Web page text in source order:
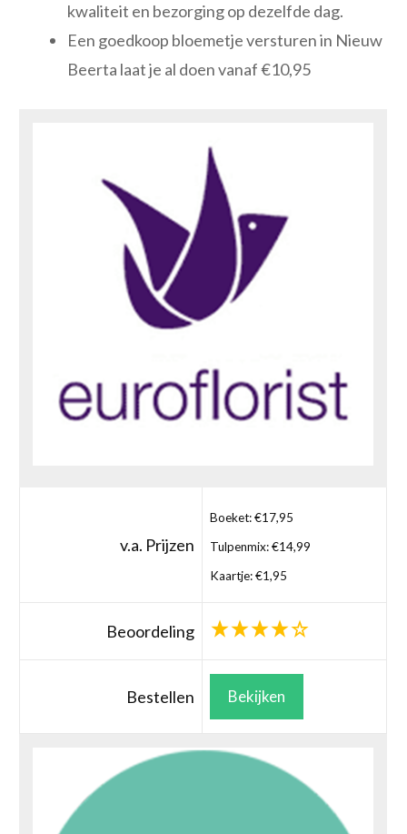
kwaliteit en bezorging op dezelfde dag.
Een goedkoop bloemetje versturen in Nieuw
Beerta laat je al doen vanaf €10,95
v.a. Prijzen
Boeket: €17,95
Tulpenmix: €14,99
Kaartje: €1,95
Beoordeling
Bestellen Bekijken